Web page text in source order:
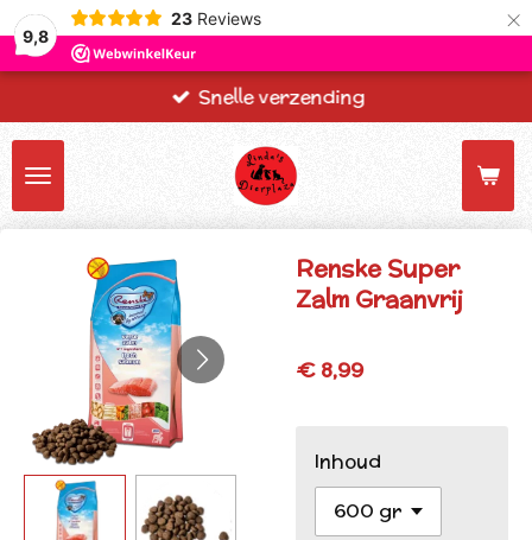
9,8
23 Reviews ×
Snelle verzending
Renske Super
Zalm Graanvrij
€ 8,99
Inhoud